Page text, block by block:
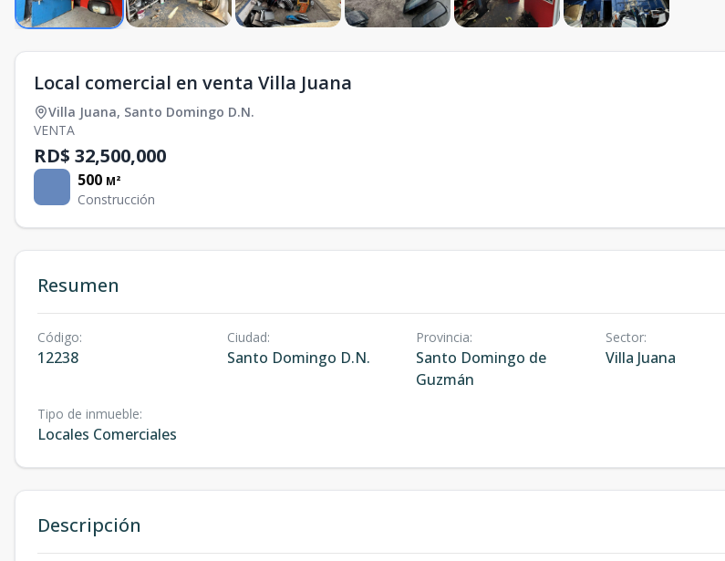
Local comercial en venta Villa Juana
Villa Juana, Santo Domingo D.N.
VENTA
RD$ 32,500,000
500 M²
Construcción
Resumen
Código:
12238
Ciudad:
Santo Domingo D.N.
Provincia:
Santo Domingo de
Guzmán
Sector:
Villa Juana
Tipo de inmueble:
Locales Comerciales
Descripción